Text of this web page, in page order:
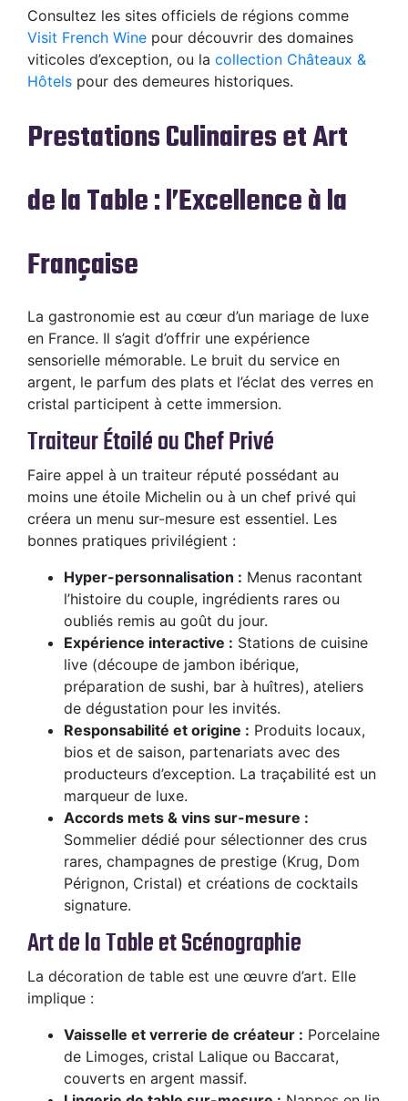
Consultez les sites officiels de régions comme
Visit French Wine pour découvrir des domaines
viticoles d’exception, ou la collection Châteaux &
Hôtels pour des demeures historiques.
Prestations Culinaires et Art
de la Table : l’Excellence à la
Française
La gastronomie est au cœur d’un mariage de luxe
en France. Il s’agit d’offrir une expérience
sensorielle mémorable. Le bruit du service en
argent, le parfum des plats et l’éclat des verres en
cristal participent à cette immersion.
Traiteur Étoilé ou Chef Privé
Faire appel à un traiteur réputé possédant au
moins une étoile Michelin ou à un chef privé qui
créera un menu sur-mesure est essentiel. Les
bonnes pratiques privilégient :
Hyper-personnalisation : Menus racontant
l’histoire du couple, ingrédients rares ou
oubliés remis au goût du jour.
Expérience interactive : Stations de cuisine
live (découpe de jambon ibérique,
préparation de sushi, bar à huîtres), ateliers
de dégustation pour les invités.
Responsabilité et origine : Produits locaux,
bios et de saison, partenariats avec des
producteurs d’exception. La traçabilité est un
marqueur de luxe.
Accords mets & vins sur-mesure :
Sommelier dédié pour sélectionner des crus
rares, champagnes de prestige (Krug, Dom
Pérignon, Cristal) et créations de cocktails
signature.
Art de la Table et Scénographie
La décoration de table est une œuvre d’art. Elle
implique :
Vaisselle et verrerie de créateur : Porcelaine
de Limoges, cristal Lalique ou Baccarat,
couverts en argent massif.